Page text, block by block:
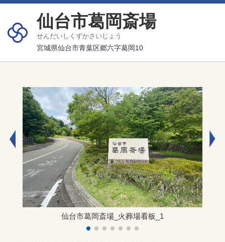
仙台市葛岡斎場
せんだいしくずかさいじょう
宮城県仙台市青葉区郷六字葛岡10
仙台市葛岡斎場_火葬場看板_1